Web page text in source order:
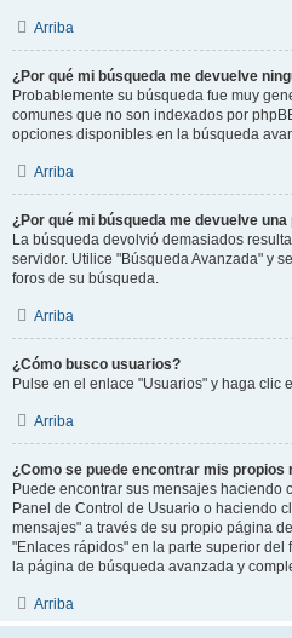
Arriba
¿Por qué mi búsqueda me devuelve
Probablemente su búsqueda fue muy
comunes que no son indexados por
opciones disponibles en la búsqueda
Arriba
¿Por qué mi búsqueda me devuelve una
La búsqueda devolvió demasiados
servidor. Utilice "Búsqueda Avanzada" y
foros de su búsqueda.
Arriba
¿Cómo busco usuarios?
Pulse en el enlace "Usuarios" y haga clic
Arriba
¿Como se puede encontrar mis propios
Puede encontrar sus mensajes haciendo
Panel de Control de Usuario o haciendo
mensajes" a través de su propio página
"Enlaces rápidos" en la parte superior del
la página de búsqueda avanzada y
Arriba